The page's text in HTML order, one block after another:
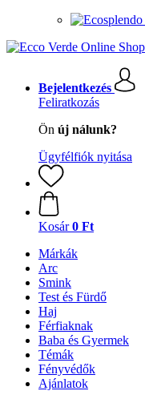
Bejelentkezés
Feliratkozás
Ön új nálunk?
Ügyfélfiók nyitása
Kosár 0 Ft
Márkák
Arc
Smink
Test és Fürdő
Haj
Férfiaknak
Baba és Gyermek
Témák
Fényvédők
Ajánlatok